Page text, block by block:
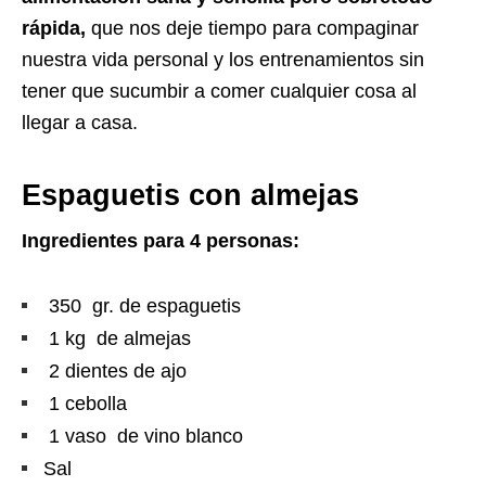
rápida, que nos deje tiempo para compaginar
nuestra vida personal y los entrenamientos sin
tener que sucumbir a comer cualquier cosa al
llegar a casa.
Espaguetis con almejas
Ingredientes para 4 personas:
350 gr. de espaguetis
1 kg de almejas
2 dientes de ajo
1 cebolla
1 vaso de vino blanco
Sal